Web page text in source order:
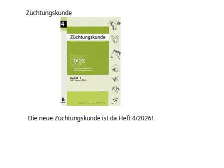
Züchtungskunde
Die neue Züchtungskunde ist da Heft 4/2026!